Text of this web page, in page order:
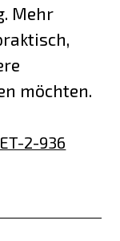
Mehr
möchten.
2-936